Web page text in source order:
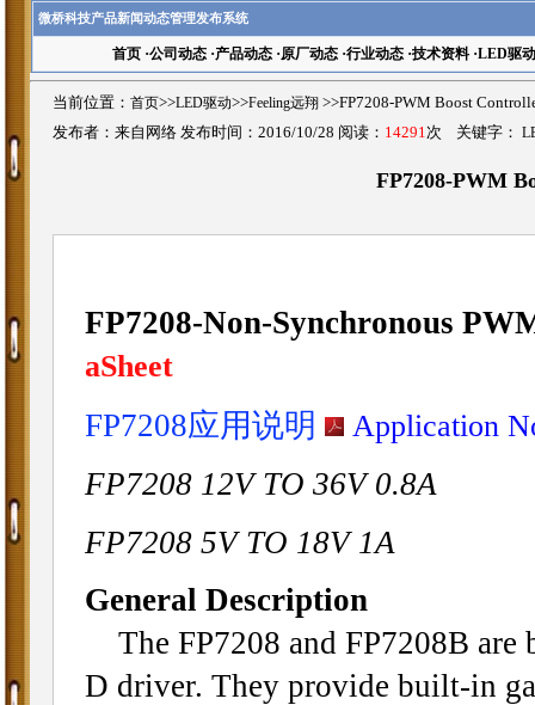
微桥科技产品新闻动态管理发布系统
首页·公司动态·产品动态·原厂动态·行业动态·技术资料·LED驱动
当前位置： 首页>>LED驱动>>Feeling远翔 >>FP7208-PWM Boost
发布者：来自网络 发布时间：2016/10/28 阅读： 14291 次 关键字：
FP7208-PWM
FP7208-Non-Synchronous
aSheet
FP7208应用说明 Application
FP7208 12V TO 36V 0.8A
FP7208 5V TO 18V 1A
General Description
The FP7208 and FP7208B
D driver. They provide built-in